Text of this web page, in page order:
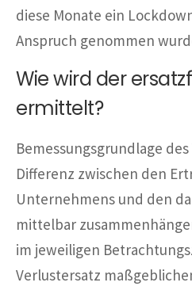
diese Monate ein
Anspruch genommen
Wie wird der
ermittelt?
Bemessungsgrundlage
Differenz zwischen den
Unternehmens und den
mittelbar
im jeweiligen
Verlustersatz